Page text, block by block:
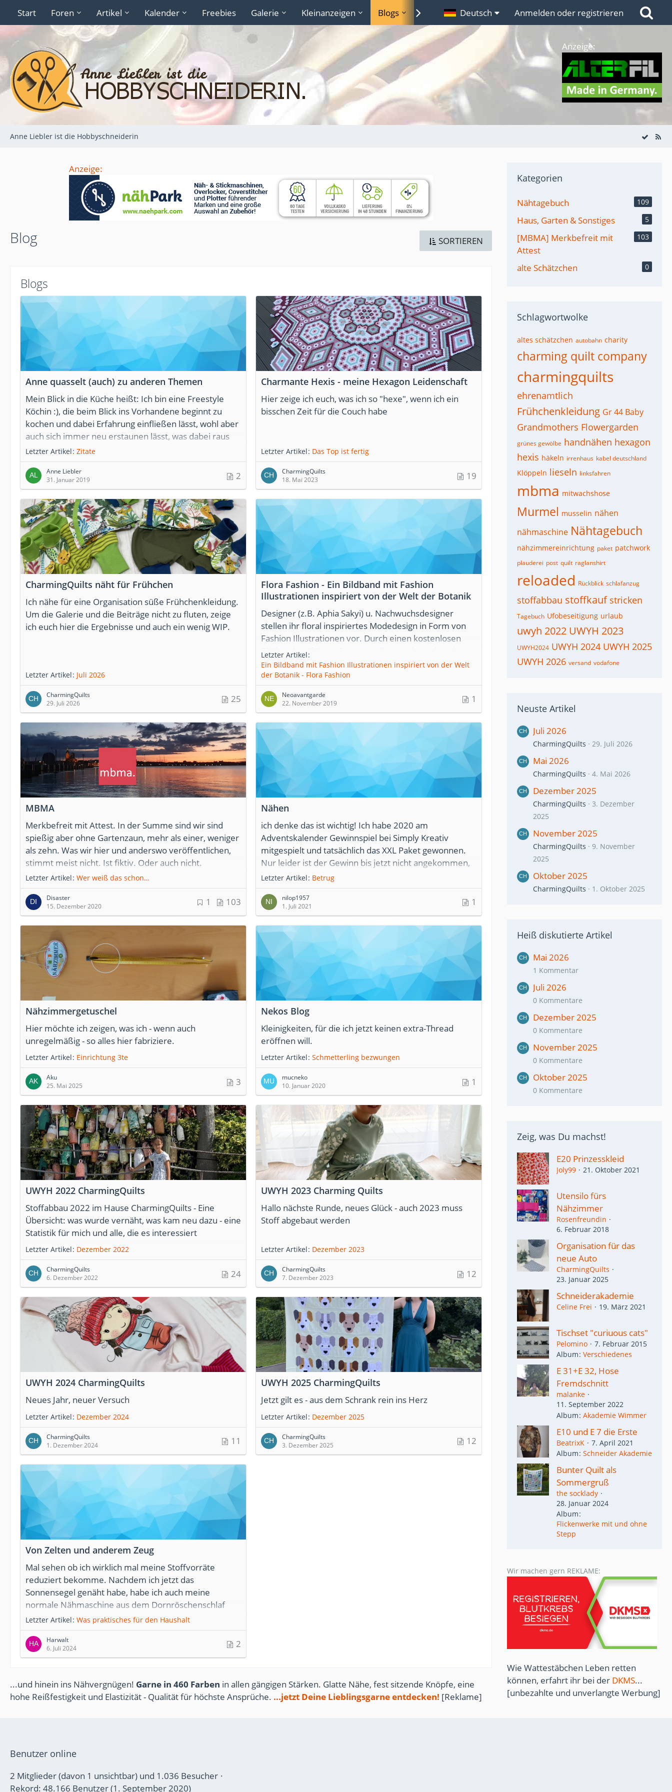
Start Foren Artikel Kalender Freebies Galerie Kleinanzeigen Blogs Lexikon Links
Deutsch Anmelden oder registrieren
Anzeige:
Anne Liebler ist die Hobbyschneiderin
Anzeige:
Blog SORTIEREN
Blogs
Anne quasselt (auch) zu anderen Themen
Mein Blick in die Küche heißt: Ich bin eine Freestyle
Köchin :), die beim Blick ins Vorhandene beginnt zu
kochen und dabei Erfahrung einfließen lässt, wohl aber
auch sich immer neu erstaunen lässt, was dabei raus
kommt. Meine geliebte Zitatesammlung soll/kann nun
hier wieder einen Platz bekommen. Da das ja nicht so
ganz zum Thema der Hobbyschneiderin passt, lege ich
diese Themen gern hier im Blog ab.
Letzter Artikel Zitate
Anne Liebler
31. Januar 2019
2
Charmante Hexis - meine Hexagon Leidenschaft
Hier zeige ich euch, was ich so "hexe", wenn ich ein
bisschen Zeit für die Couch habe
Letzter Artikel Das Top ist fertig
CharmingQuilts
18. Mai 2023
19
CharmingQuilts näht für Frühchen
Ich nähe für eine Organisation süße Frühchenkleidung.
Um die Galerie und die Beiträge nicht zu fluten, zeige
ich euch hier die Ergebnisse und auch ein wenig WIP.
Letzter Artikel Juli 2026
CharmingQuilts
29. Juli 2026
25
Flora Fashion - Ein Bildband mit Fashion
Illustrationen inspiriert von der Welt der Botanik
Designer (z.B. Aphia Sakyi) u. Nachwuchsdesigner
stellen ihr floral inspiriertes Modedesign in Form von
Fashion Illustrationen vor. Durch einen kostenlosen
Bildband entführen Sie uns in die atemberaubende
Welt der Verschmelzung von Botanik und Fashion.
Download zum Flora Fashion Bildband
https://www.klingel.de/flower-fashion/
Letzter Artikel
Ein Bildband mit Fashion Illustrationen inspiriert von der Welt
der Botanik - Flora Fashion
Neoavantgarde
22. November 2019
1
MBMA
Merkbefreit mit Attest. In der Summe sind wir sind
spießig aber ohne Gartenzaun, mehr als einer, weniger
als zehn. Was wir hier und anderswo veröffentlichen,
stimmt meist nicht. Ist fiktiv. Oder auch nicht.
Letzter Artikel Wer weiß das schon…
Disaster
15. Dezember 2020
1 103
Nähen
ich denke das ist wichtig! Ich habe 2020 am
Adventskalender Gewinnspiel bei Simply Kreativ
mitgespielt und tatsächlich das XXL Paket gewonnen.
Nur leider ist der Gewinn bis jetzt nicht angekommen,
bis auf eine Bestätigung, kam auf nachfragen keine
Antwort. Ich habe dann bei Facebook dazu etwas
reingeschrieben und siehe da, keiner hat seinen
Gewinn bekommen. Auch hat jemand Hefte bestellt,
diese bezahlt und nichts passiert. Ich habe das Gefühl,
das es sich um einen großen Betrug handelt.
Letzter Artikel Betrug
nilop1957
1. Juli 2021
1
Nähzimmergetuschel
Hier möchte ich zeigen, was ich - wenn auch
unregelmäßig - so alles hier fabriziere.
Letzter Artikel Einrichtung 3te
Aku
25. Mai 2025
3
Nekos Blog
Kleinigkeiten, für die ich jetzt keinen extra-Thread
eröffnen will.
Letzter Artikel Schmetterling bezwungen
mucneko
10. Januar 2020
1
UWYH 2022 CharmingQuilts
Stoffabbau 2022 im Hause CharmingQuilts - Eine
Übersicht: was wurde vernäht, was kam neu dazu - eine
Statistik für mich und alle, die es interessiert
Letzter Artikel Dezember 2022
CharmingQuilts
6. Dezember 2022
24
UWYH 2023 Charming Quilts
Hallo nächste Runde, neues Glück - auch 2023 muss
Stoff abgebaut werden
Letzter Artikel Dezember 2023
CharmingQuilts
7. Dezember 2023
12
UWYH 2024 CharmingQuilts
Neues Jahr, neuer Versuch
Letzter Artikel Dezember 2024
CharmingQuilts
1. Dezember 2024
11
UWYH 2025 CharmingQuilts
Jetzt gilt es - aus dem Schrank rein ins Herz
Letzter Artikel Dezember 2025
CharmingQuilts
3. Dezember 2025
12
Von Zelten und anderem Zeug
Mal sehen ob ich wirklich mal meine Stoffvorräte
reduziert bekomme. Nachdem ich jetzt das
Sonnensegel genäht habe, habe ich auch meine
normale Nähmaschine aus dem Dornröschenschlaf
geküsst. Mal sehen was dabei so raus kommt.
Letzter Artikel Was praktisches für den Haushalt
Harwalt
6. Juli 2024
2
...und hinein ins Nähvergnügen! Garne in 460 Farben in allen gängigen Stärken. Glatte Nähe, fest sitzende Knöpfe, eine
hohe Reißfestigkeit und Elastizität - Qualität für höchste Ansprüche. ...jetzt Deine Lieblingsgarne entdecken! [Reklame]
Kategorien
Nähtagebuch 109
Haus, Garten & Sonstiges 5
[MBMA] Merkbefreit mit
Attest
103
alte Schätzchen 0
Schlagwortwolke
altes schätzchen autobahn charity
charming quilt company
charmingquilts
ehrenamtlich
Frühchenkleidung Gr 44 Baby
Grandmothers Flowergarden
grünes gewölbe handnähen hexagon
hexis häkeln irrenhaus kabel deutschland
Klöppeln lieseln linksfahren
mbma mitwachshose
Murmel musselin nähen
nähmaschine Nähtagebuch
nähzimmereinrichtung paket patchwork
plauderei post quilt raglanshirt
reloaded Rückblick schlafanzug
stoffabbau stoffkauf stricken
Tagebuch Ufobeseitigung urlaub
uwyh 2022 UWYH 2023
UWYH2024 UWYH 2024 UWYH 2025
UWYH 2026 versand vodafone
Neuste Artikel
Juli 2026
CharmingQuilts 29. Juli 2026
Mai 2026
CharmingQuilts 4. Mai 2026
Dezember 2025
CharmingQuilts
3. Dezember
2025
November 2025
CharmingQuilts
9. November
2025
Oktober 2025
CharmingQuilts 1. Oktober 2025
Heiß diskutierte Artikel
Mai 2026
1 Kommentar
Juli 2026
0 Kommentare
Dezember 2025
0 Kommentare
November 2025
0 Kommentare
Oktober 2025
0 Kommentare
Zeig, was Du machst!
E20 Prinzesskleid
Joly99 21. Oktober 2021
Utensilo fürs
Nähzimmer
Rosenfreundin
6. Februar 2018
Organisation für das
neue Auto
CharmingQuilts
23. Januar 2025
Schneiderakademie
Celine Frei 19. März 2021
Tischset "curiuous cats"
Pelomino
7. Februar 2015
Album Verschiedenes
E 31+E 32, Hose
Fremdschnitt
malanke
11. September 2022
Album Akademie Wimmer
E10 und E 7 die Erste
BeatrixK
7. April 2021
Album Schneider Akademie
Bunter Quilt als
Sommergruß
the socklady
28. Januar 2024
Album
Flickenwerke mit und ohne
Stepp
Wir machen gern REKLAME:
Wie Wattestäbchen Leben retten
können, erfahrt ihr bei der DKMS...
[unbezahlte und unverlangte Werbung]
Benutzer online
2 Mitglieder (davon 1 unsichtbar) und 1.036 Besucher
Rekord: 48.166 Benutzer (1. September 2020)